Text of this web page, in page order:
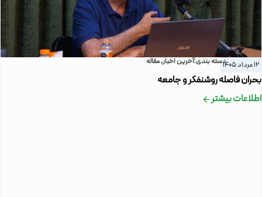
12 مرداد 1405 دسته بندی:آخرین اخبار,مقاله
بحران فاصله روشنفکر و جامعه
اطلاعات بیشتر